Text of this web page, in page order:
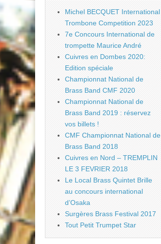
Michel BECQUET International
Trombone Competition 2023
7e Concours International de
trompette Maurice André
Cuivres en Dombes 2020:
Edition spéciale
Championnat National de
Brass Band CMF 2020
Championnat National de
Brass Band 2019 : réservez
vos billets !
CMF Championnat National de
Brass Band 2018
Cuivres en Nord – TREMPLIN
LE 3 FEVRIER 2018
Le Local Brass Quintet Brille
au concours international
d’Osaka
Surgères Brass Festival 2017
Tout Petit Trumpet Star